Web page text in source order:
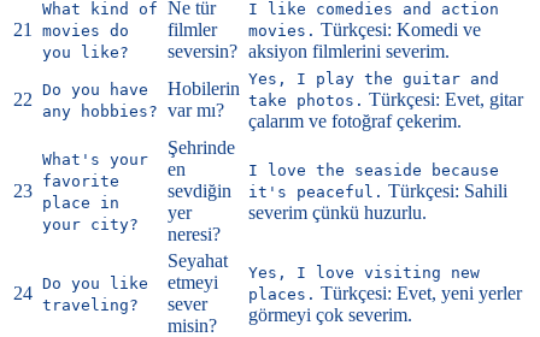
21
What kind of
movies do
you like?
Ne tür
filmler
seversin?
I like comedies and action
movies. Türkçesi: Komedi ve
aksiyon filmlerini severim.
22 Do you have
any hobbies?
Hobilerin
var mı?
Yes, I play the guitar and
take photos. Türkçesi: Evet, gitar
çalarım ve fotoğraf çekerim.
23
What's your
favorite
place in
your city?
Şehrinde
en
sevdiğin
yer
neresi?
I love the seaside because
it's peaceful. Türkçesi: Sahili
severim çünkü huzurlu.
24 Do you like
traveling?
Seyahat
etmeyi
sever
misin?
Yes, I love visiting new
places. Türkçesi: Evet, yeni yerler
görmeyi çok severim.